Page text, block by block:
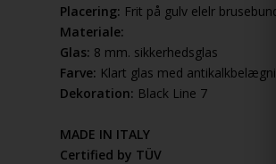
Placering: Frit på gulv elelr
Materiale:
Glas: 8 mm. sikkerhedsglas
Farve: Klart glas med
Dekoration: Black Line 7
MADE IN ITALY
Certified by TÜV